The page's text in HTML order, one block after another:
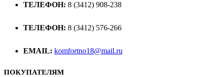
ТЕЛЕФОН: 8 (3412) 908-238
ТЕЛЕФОН: 8 (3412) 576-266
EMAIL: komfortno18@mail.ru
ПОКУПАТЕЛЯМ